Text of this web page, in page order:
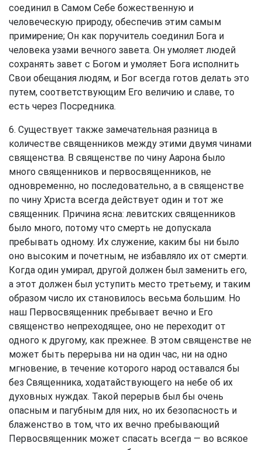
соединил в Самом Себе божественную и
человеческую природу, обеспечив этим самым
примирение; Он как поручитель соединил Бога и
человека узами вечного завета. Он умоляет людей
сохранять завет с Богом и умоляет Бога исполнить
Свои обещания людям, и Бог всегда готов делать это
путем, соответствующим Его величию и славе, то
есть через Посредника.
6. Существует также замечательная разница в
количестве священников между этими двумя чинами
священства. В священстве по чину Аарона было
много священников и первосвященников, не
одновременно, но последовательно, а в священстве
по чину Христа всегда действует один и тот же
священник. Причина ясна: левитских священников
было много, потому что смерть не допускала
пребывать одному. Их служение, каким бы ни было
оно высоким и почетным, не избавляло их от смерти.
Когда один умирал, другой должен был заменить его,
а этот должен был уступить место третьему, и таким
образом число их становилось весьма большим. Но
наш Первосвященник пребывает вечно и Его
священство непреходящее, оно не переходит от
одного к другому, как прежнее. В этом священстве не
может быть перерыва ни на один час, ни на одно
мгновение, в течение которого народ оставался бы
без Священника, ходатайствующего на небе об их
духовных нуждах. Такой перерыв был бы очень
опасным и пагубным для них, но их безопасность и
блаженство в том, что их вечно пребывающий
Первосвященник может спасать всегда — во всякое